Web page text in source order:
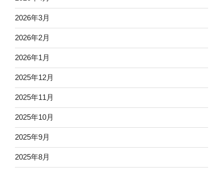
2026年3月
2026年2月
2026年1月
2025年12月
2025年11月
2025年10月
2025年9月
2025年8月